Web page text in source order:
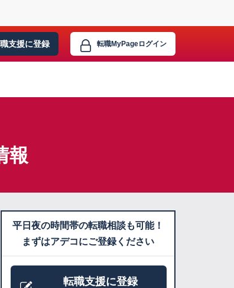
支援に登録 転職MyPageログイン
報
平日夜の時間帯の転職相談も可能！
まずはアデコにご登録ください
転職支援に登録